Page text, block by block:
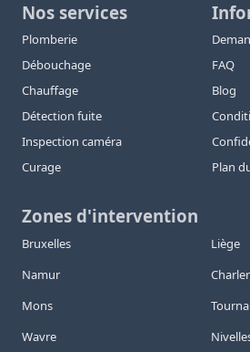
Nos services
Plomberie
Débouchage
Chauffage
Détection fuite
Inspection caméra
Curage
FAQ
Blog
Plan
Zones d'intervention
Bruxelles
Liège
Namur
Mons
Wavre